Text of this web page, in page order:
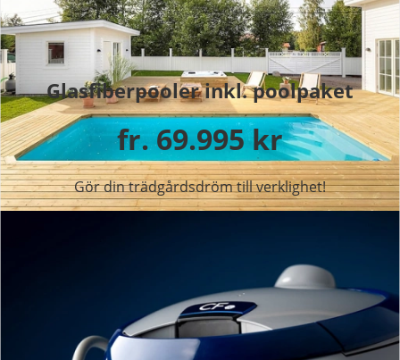
Glasfiberpooler inkl. poolpaket
fr. 69.995 kr
Gör din trädgårdsdröm till verklighet!